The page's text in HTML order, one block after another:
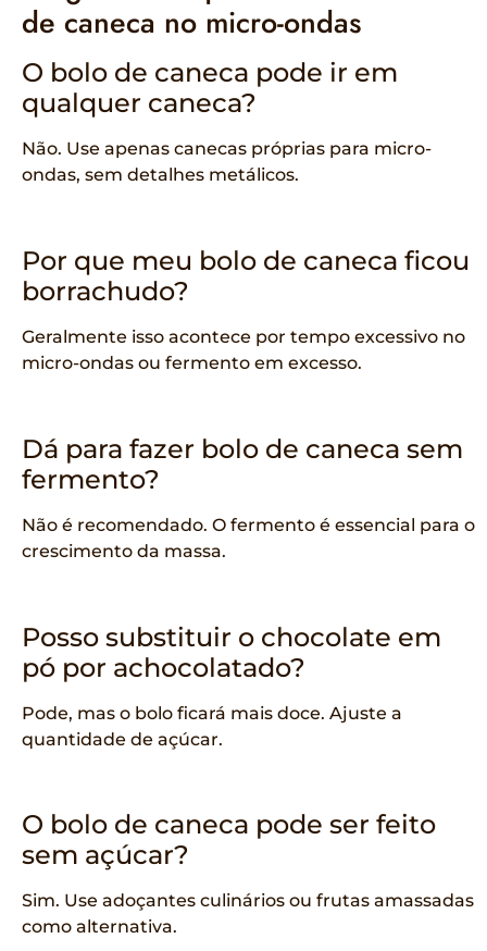
de caneca no micro-ondas
O bolo de caneca pode ir em
qualquer caneca?
Não. Use apenas canecas próprias para micro-
ondas, sem detalhes metálicos.
Por que meu bolo de caneca ficou
borrachudo?
Geralmente isso acontece por tempo excessivo no
micro-ondas ou fermento em excesso.
Dá para fazer bolo de caneca sem
fermento?
Não é recomendado. O fermento é essencial para o
crescimento da massa.
Posso substituir o chocolate em
pó por achocolatado?
Pode, mas o bolo ficará mais doce. Ajuste a
quantidade de açúcar.
O bolo de caneca pode ser feito
sem açúcar?
Sim. Use adoçantes culinários ou frutas amassadas
como alternativa.